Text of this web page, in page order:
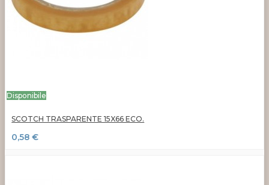
Disponibile
SCOTCH TRASPARENTE 15X66 ECO.
0,58 €